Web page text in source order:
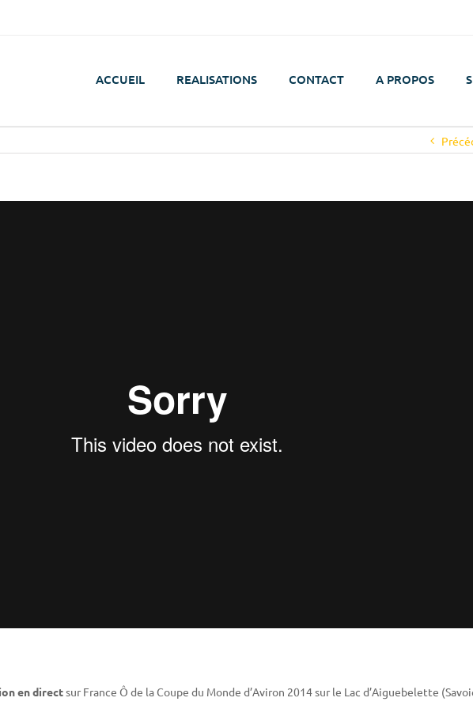
ACCUEIL REALISATIONS CONTACT A PROPOS
en directsur France Ô de la Coupe du Monde d’Aviron 2014 sur le Lac d’Aiguebelette